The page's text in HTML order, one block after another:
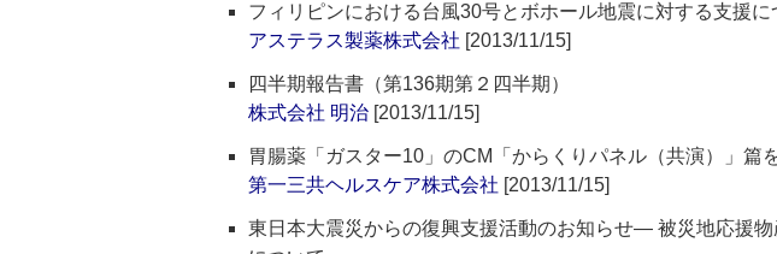
フィリピンにおける台風30号とボホール地震に対する支援に
アステラス製薬株式会社 [2013/11/15]
四半期報告書（第136期第２四半期）
株式会社 明治 [2013/11/15]
胃腸薬「ガスター10」のCM「からくりパネル（共演）」篇
第一三共ヘルスケア株式会社 [2013/11/15]
東日本大震災からの復興支援活動のお知らせ― 被災地応援